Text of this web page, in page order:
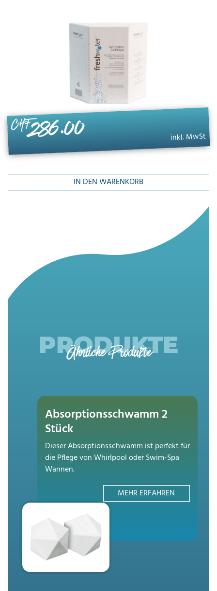
CHF286.00 inkl. MwSt
IN DEN WARENKORB
PRODUKTE
Ähnliche Produkte
Absorptionsschwamm 2
Stück
Dieser Absorptionsschwamm ist perfekt für
die Pflege von Whirlpool oder Swim-Spa
Wannen.
MEHR ERFAHREN